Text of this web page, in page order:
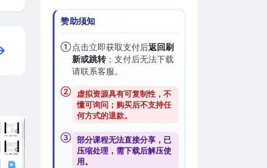
赞助须知
①点击立即获取支付后返回刷
新或跳转；支付后无法下载
请联系客服。
②
虚拟资源具有可复制性，不
懂可询问；购买后不支持任
何方式的退款。
③ 部分课程无法直接分享，已
压缩处理，需下载后解压使
用。